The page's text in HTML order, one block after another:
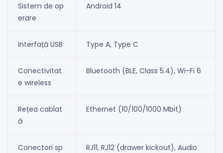
Sistem de op
erare
Android 14
Interfață USB Type A, Type C
Conectivitat
e wireless
Bluetooth (BLE, Class 5.4), Wi-Fi 6
Rețea cablat
ă
Ethernet (10/100/1000 Mbit)
Conectori sp
RJ11, RJ12 (drawer kickout), Audio